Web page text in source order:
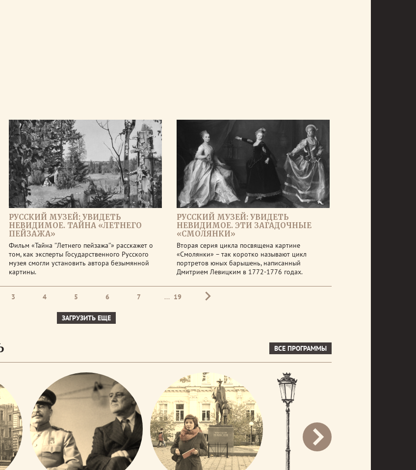
РУССКИЙ МУЗЕЙ: УВИДЕТЬ
НЕВИДИМОЕ. ТАЙНА «ЛЕТНЕГО
ПЕЙЗАЖА»
Фильм «Тайна ʺЛетнего пейзажаʺ» расскажет о
том, как эксперты Государственного Русского
музея смогли установить автора безымянной
картины.
РУССКИЙ МУЗЕЙ: УВИДЕТЬ
НЕВИДИМОЕ. ЭТИ ЗАГАДОЧНЫЕ
«СМОЛЯНКИ»
Вторая серия цикла посвящена картине
«Смолянки» – так коротко называют цикл
портретов юных барышень, написанный
Дмитрием Левицким в 1772-1776 годах.
3 4 5 6 7 ... 19
ЗАГРУЗИТЬ ЕЩЕ
ВСЕ ПРОГРАММЫ